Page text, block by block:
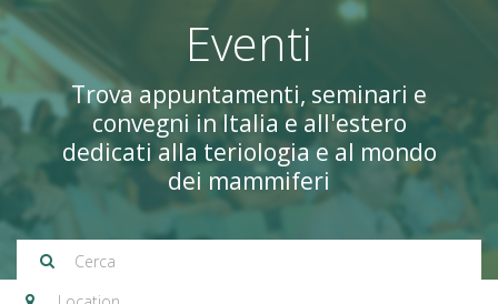
Eventi
Trova appuntamenti, seminari e
convegni in Italia e all'estero
dedicati alla teriologia e al mondo
dei mammiferi